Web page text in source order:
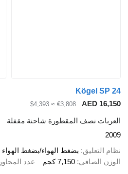
Kögel SP 24
AED 16,150
€3,808
≈ $4,393
العربات نصف المقطورة شاحنة مقفلة
2009
نظام التعليق بضغط الهواء/بضغط الهواء
الوزن الصافي 7,150 كجم عدد المحاور